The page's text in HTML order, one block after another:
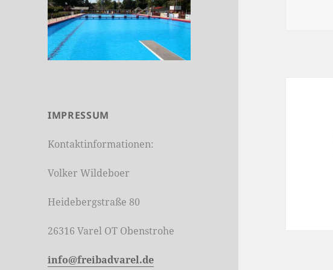
IMPRESSUM
Kontaktinformationen:
Volker Wildeboer
Heidebergstraße 80
26316 Varel OT Obenstrohe
info@freibadvarel.de